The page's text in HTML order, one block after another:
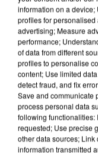
Votre message*
Taille maximum : 500
information on a device;
profiles for
advertising; Measure
performance;
of data from different
profiles to personalise
content; Use limited
detect fraud, and fix
Save and communicate
process personal data
following functionalities:
requested; Use precise
other data sources;
information transmitted